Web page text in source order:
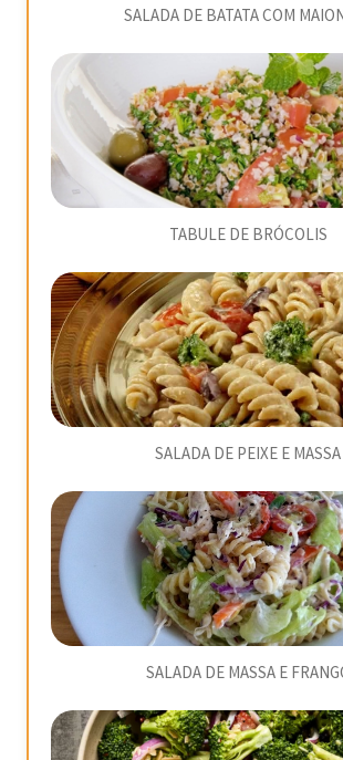
SALADA DE BATATA COM
TABULE DE BRÓCOLIS
SALADA DE PEIXE E MASSA
SALADA DE MASSA E